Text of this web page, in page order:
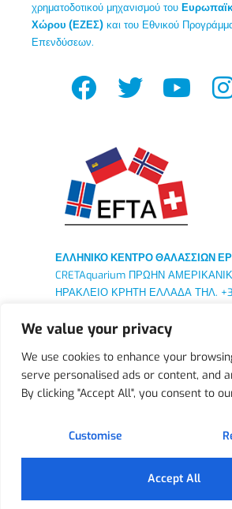
We value your privacy
We use cookies to enhance your
serve personalised ads or content, and
By clicking "Accept All", you consent to
Customise
Accept All
χρηματοδοτικού μηχανισμού του
Χώρου (ΕΖΕΣ) και του Εθνικού
Επενδύσεων.
ΕΛΛΗΝΙΚΟ ΚΕΝΤΡΟ ΘΑΛΑΣΣΙΩΝ
CRETAquarium ΠΡΩΗΝ
ΗΡΑΚΛΕΙΟ ΚΡΗΤΗ ΕΛΛΑΔΑ ΤΗΛ.
ΤΚ 19013 ΑΝΑΒΥΣΟΣ ΑΤΤΙΚΗ